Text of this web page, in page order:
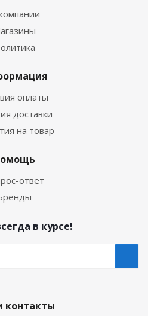
оплаты
доставки
на товар
ответ
в курсе!
контакты